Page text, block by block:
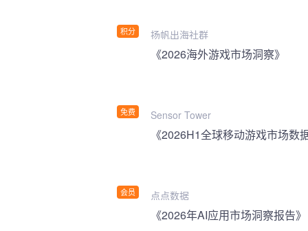
积分 扬帆出海社群
免费
《2026海外游戏市场洞察》
Sensor Tower
会员
《2026H1全球移动游戏市场数
点点数据
《2026年AI应用市场洞察报告》